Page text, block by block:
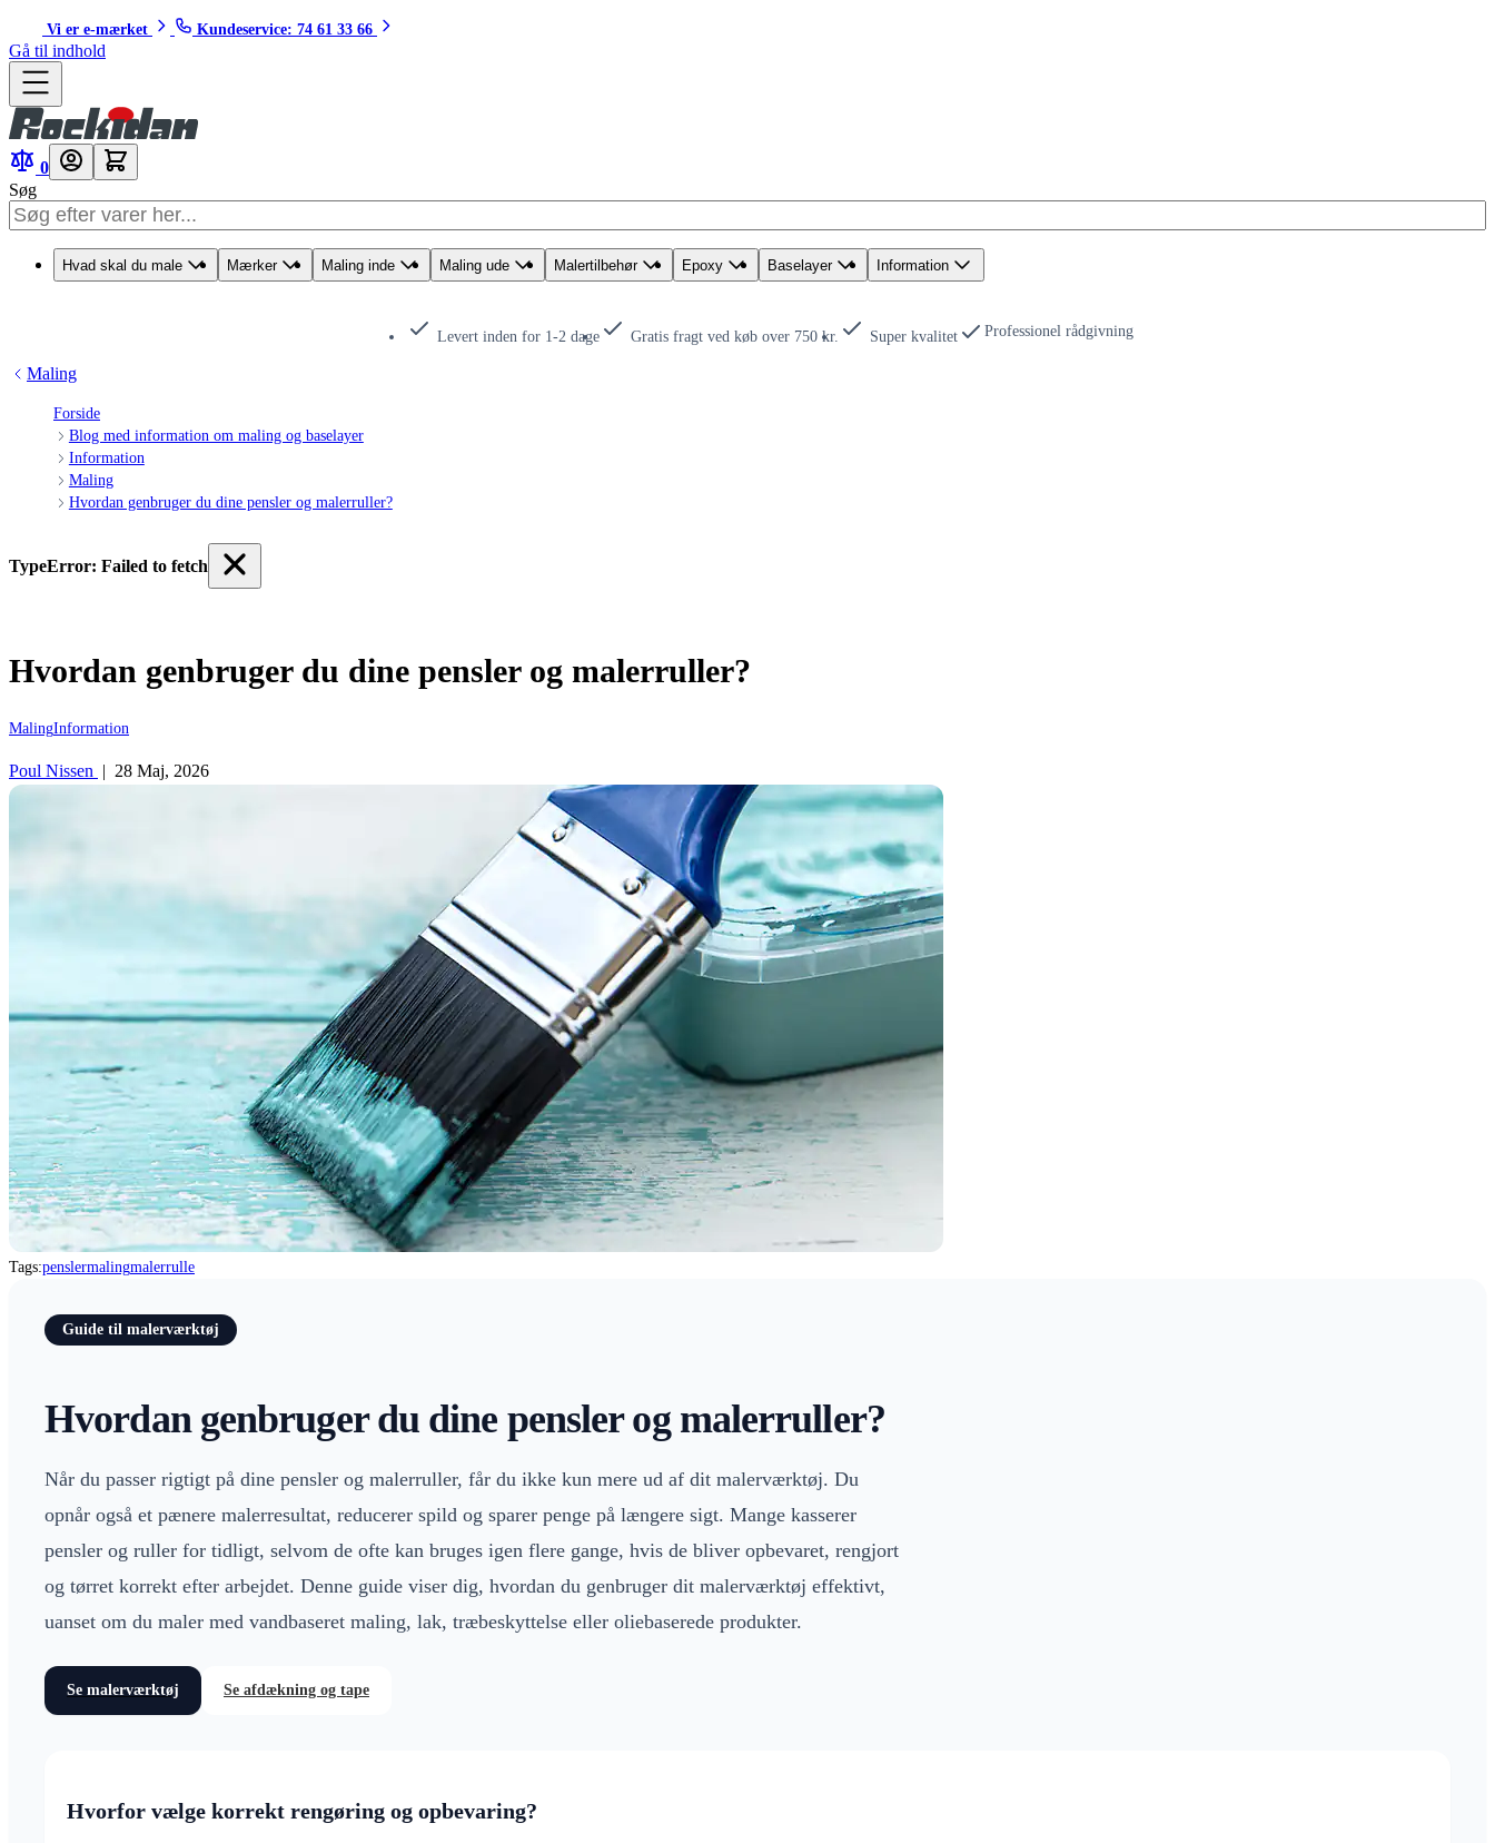
Vi er e-mærket Kundeservice: 74 61 33 66
Gå til indhold
0
Søg
Hvad skal du male Mærker Maling inde Maling ude Malertilbehør Epoxy Baselayer Information
Levert inden for 1-2 dage Gratis fragt ved køb over 750 kr. Super kvalitet Professionel rådgivning
Maling
Forside
Blog med information om maling og baselayer
Information
Maling
Hvordan genbruger du dine pensler og malerruller?
TypeError: Failed to fetch
Hvordan genbruger du dine pensler og malerruller?
MalingInformation
Poul Nissen | 28 Maj, 2026
Tags:penslermalingmalerrulle
Guide til malerværktøj
Hvordan genbruger du dine pensler og malerruller?
Når du passer rigtigt på dine pensler og malerruller, får du ikke kun mere ud af dit malerværktøj. Du
opnår også et pænere malerresultat, reducerer spild og sparer penge på længere sigt. Mange kasserer
pensler og ruller for tidligt, selvom de ofte kan bruges igen flere gange, hvis de bliver opbevaret, rengjort
og tørret korrekt efter arbejdet. Denne guide viser dig, hvordan du genbruger dit malerværktøj effektivt,
uanset om du maler med vandbaseret maling, lak, træbeskyttelse eller oliebaserede produkter.
Se malerværktøj Se afdækning og tape
Hvorfor vælge korrekt rengøring og opbevaring?